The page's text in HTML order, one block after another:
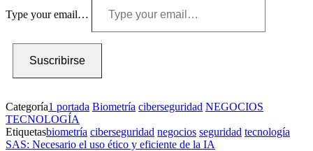
Type your email…
Suscribirse
Categoría1 portada Biometría ciberseguridad NEGOCIOS
TECNOLOGÍA
Etiquetasbiometría ciberseguridad negocios seguridad tecnología
SAS: Necesario el uso ético y eficiente de la IA